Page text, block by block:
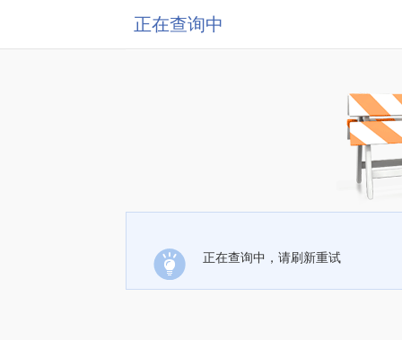
正在查询中
正在查询中，请刷新重试